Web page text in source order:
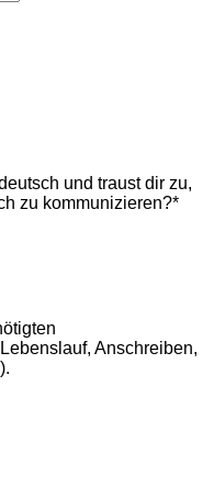
und traust dir zu,
zu kommunizieren?*
Anschreiben,